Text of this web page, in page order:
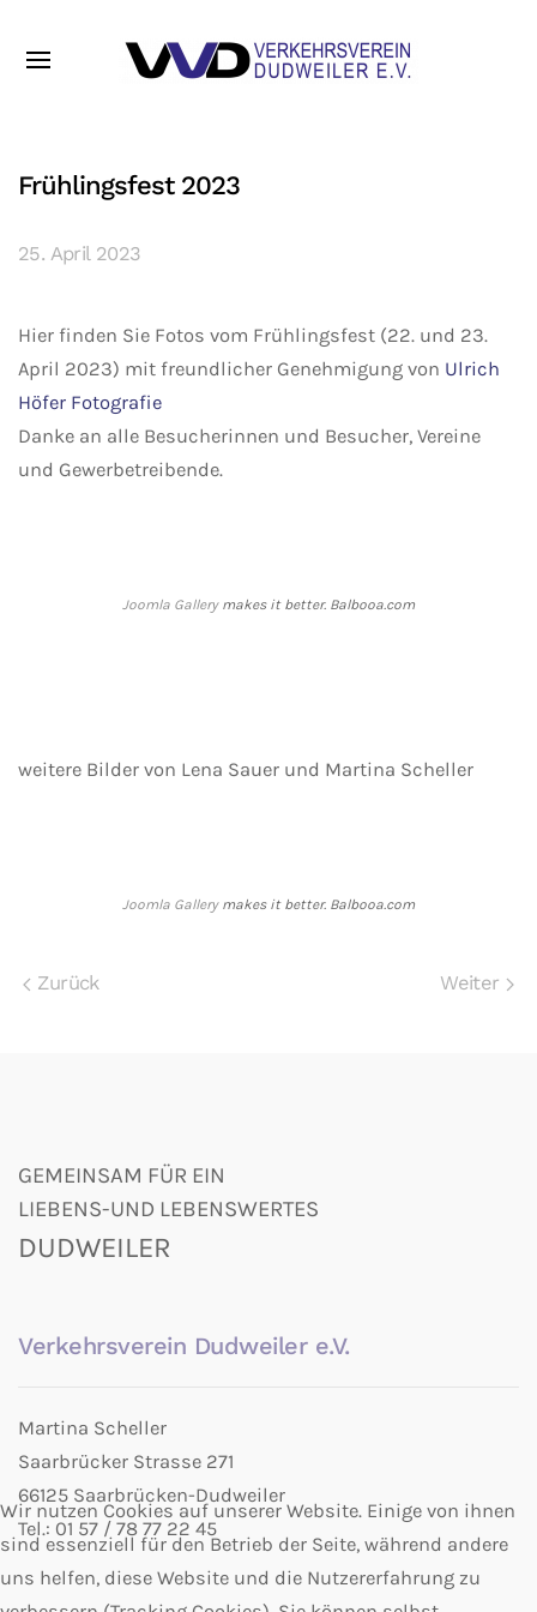
Frühlingsfest 2023
25. April 2023
Hier finden Sie Fotos vom Frühlingsfest (22. und 23.
April 2023) mit freundlicher Genehmigung von Ulrich
Höfer Fotografie
Danke an alle Besucherinnen und Besucher, Vereine
und Gewerbetreibende.
Joomla Gallerymakes it better. Balbooa.com
weitere Bilder von Lena Sauer und Martina Scheller
Joomla Gallerymakes it better. Balbooa.com
Zurück Weiter
GEMEINSAM FÜR EIN
LIEBENS-UND LEBENSWERTES
DUDWEILER
Verkehrsverein Dudweiler e.V.
Martina Scheller
Saarbrücker Strasse 271
66125 Saarbrücken-Dudweiler
Tel.: 01 57 / 78 77 22 45
Wir nutzen Cookies auf unserer Website. Einige von ihnen
sind essenziell für den Betrieb der Seite, während andere
uns helfen, diese Website und die Nutzererfahrung zu